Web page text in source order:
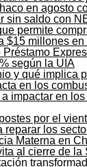
en agosto
permite
y qué implica
impactar en
los
al cierre de